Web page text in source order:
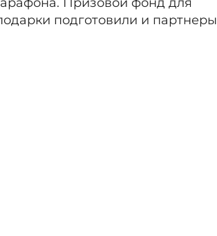
подготовили и партнеры